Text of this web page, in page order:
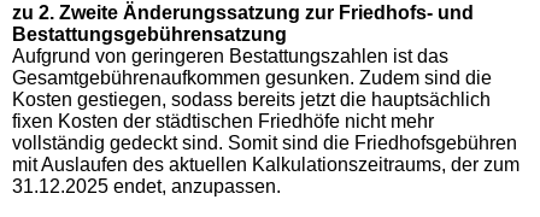
zu 2. Zweite Änderungssatzung zur Friedhofs- und
Bestattungsgebührensatzung
Aufgrund von geringeren Bestattungszahlen ist das
Gesamtgebührenaufkommen gesunken. Zudem sind die
Kosten gestiegen, sodass bereits jetzt die hauptsächlich
fixen Kosten der städtischen Friedhöfe nicht mehr
vollständig gedeckt sind. Somit sind die Friedhofsgebühren
mit Auslaufen des aktuellen Kalkulationszeitraums, der zum
31.12.2025 endet, anzupassen.